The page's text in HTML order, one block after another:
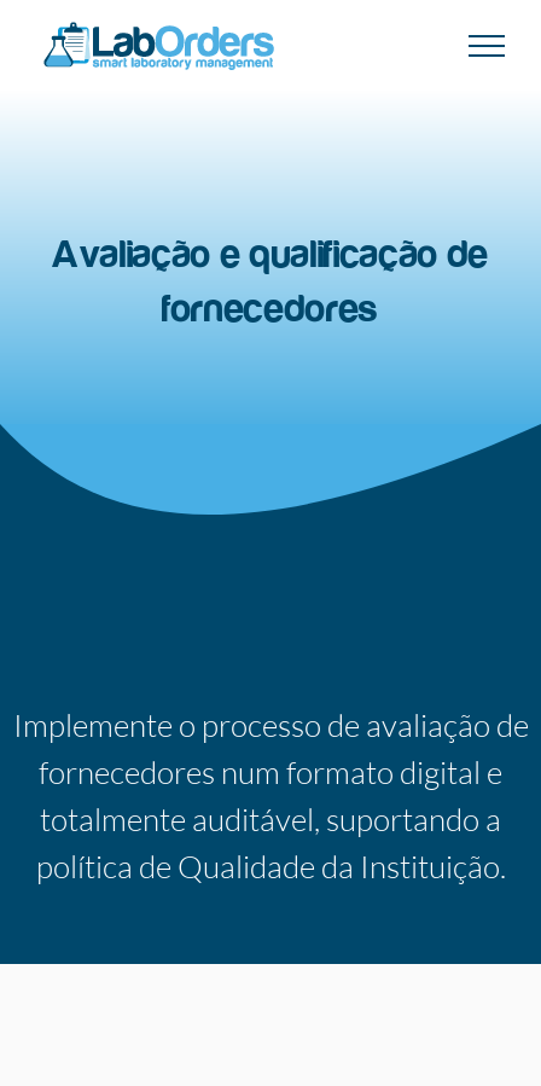
Avaliação e qualificação de
fornecedores
Implemente o processo de avaliação de
fornecedores num formato digital e
totalmente auditável, suportando a
política de Qualidade da Instituição.